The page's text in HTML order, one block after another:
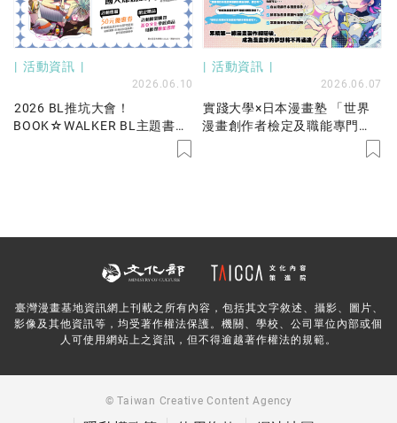
活動資訊
2026.06.10
2026 BL推坑大會！
BOOK☆WALKER BL主題書展
79折起！不平凡的閃亮故事就
在我們身邊，國人原創好書限
活動資訊
2026.06.07
實踐大學×日本漫畫塾 「世界
漫畫創作者檢定及職能專門
臺灣漫畫基地資訊網上刊載之所有內容，包括其文字敘述、攝影、圖片、
影像及其他資訊等，均受著作權法保護。機關、學校、公司單位內部或個
人可使用網站上之資訊，但不得逾越著作權法的規範。
© Taiwan Creative Content Agency